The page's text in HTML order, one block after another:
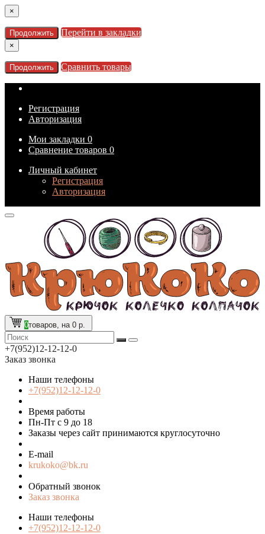
×
Продолжить Перейти в закладки
×
Продолжить Сравнить товары
Регистрация
Авторизация
Мои закладки 0
Сравнение товаров 0
Личный кабинет
Регистрация
Авторизация
0товаров, на 0 р.
+7(952)12-12-12-0
Заказ звонка
Наши телефоны
+7(952)12-12-12-0
Время работы
Пн-Пт с 9 до 18
Заказы через сайт принимаются круглосуточно
E-mail
krukoko@bk.ru
Обратный звонок
Заказ звонка
Наши телефоны
+7(952)12-12-12-0